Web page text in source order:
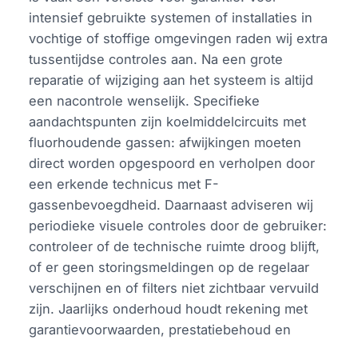
intensief gebruikte systemen of installaties in
vochtige of stoffige omgevingen raden wij extra
tussentijdse controles aan. Na een grote
reparatie of wijziging aan het systeem is altijd
een nacontrole wenselijk. Specifieke
aandachtspunten zijn koelmiddelcircuits met
fluorhoudende gassen: afwijkingen moeten
direct worden opgespoord en verholpen door
een erkende technicus met F-
gassenbevoegdheid. Daarnaast adviseren wij
periodieke visuele controles door de gebruiker:
controleer of de technische ruimte droog blijft,
of er geen storingsmeldingen op de regelaar
verschijnen en of filters niet zichtbaar vervuild
zijn. Jaarlijks onderhoud houdt rekening met
garantievoorwaarden, prestatiebehoud en